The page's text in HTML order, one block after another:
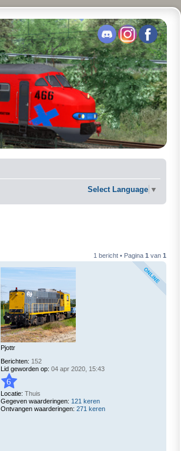
Select Language ▼
1 bericht • Pagina 1 van 1
Pjottr
Berichten: 152
Lid geworden op: 04 apr 2020, 15:43
6
Locatie: Thuis
Gegeven waarderingen: 121 keren
Ontvangen waarderingen: 271 keren